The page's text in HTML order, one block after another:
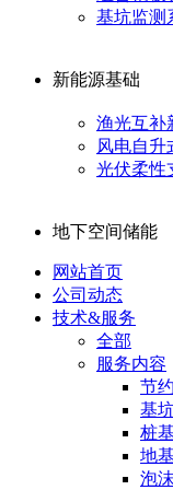
基坑监测
新能源基础
渔光互补
风电自
光伏柔性
地下空间储能
网站首页
公司动态
技术&服务
全部
服务内容
节
基
桩
地
泡